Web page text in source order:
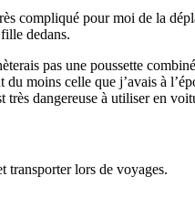
compliqué pour moi de la
dedans.
pas une poussette
moins celle que j’avais à
dangereuse à utiliser en
transporter lors de voyages.